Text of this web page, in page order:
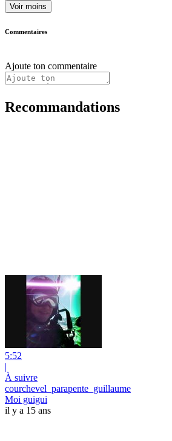
Voir moins
Commentaires
Ajoute ton commentaire
Recommandations
5:52
|
À suivre
courchevel_parapente_guillaume
Moi guigui
il y a 15 ans